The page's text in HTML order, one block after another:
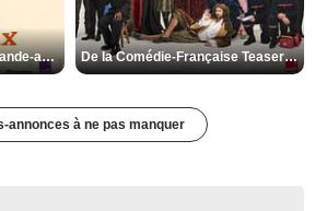
Les Matins merveilleux Bande-annonce VF De la Comédie-Française Teaser VF
annonces à ne pas manquer